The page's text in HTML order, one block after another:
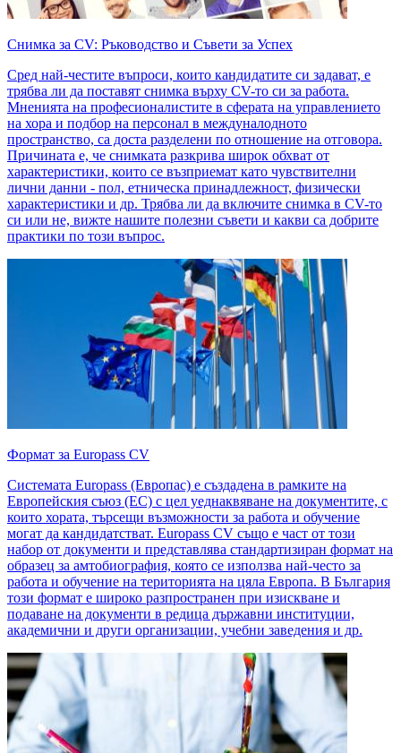
Снимка за CV: Ръководство и Съвети за Успех
Сред най-честите въпроси, които кандидатите си задават, е
трябва ли да поставят снимка върху CV-то си за работа.
Мненията на професионалистите в сферата на управлението
на хора и подбор на персонал в междуналодното
пространство, са доста разделени по отношение на отговора.
Причината е, че снимката разкрива широк обхват от
характеристики, които се възприемат като чувствителни
лични данни - пол, етническа принадлежност, физически
характеристики и др. Трябва ли да включите снимка в CV-то
си или не, вижте нашите полезни съвети и какви са добрите
практики по този въпрос.
Формат за Europass CV
Системата Europass (Европас) е създадена в рамките на
Европейския съюз (ЕС) с цел уеднаквяване на документите, с
които хората, търсещи възможности за работа и обучение
могат да кандидатстват. Europass CV също е част от този
набор от документи и представлява стандартизиран формат на
образец за амтобиография, която се използва най-често за
работа и обучение на територията на цяла Европа. В България
този формат е широко разпространен при изискване и
подаване на документи в редица държавни институции,
академични и други организации, учебни заведения и др.